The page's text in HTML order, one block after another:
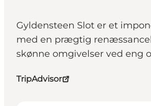
Gyldensteen Slot er et
med en prægtig
skønne omgivelser ved eng
TripAdvisor